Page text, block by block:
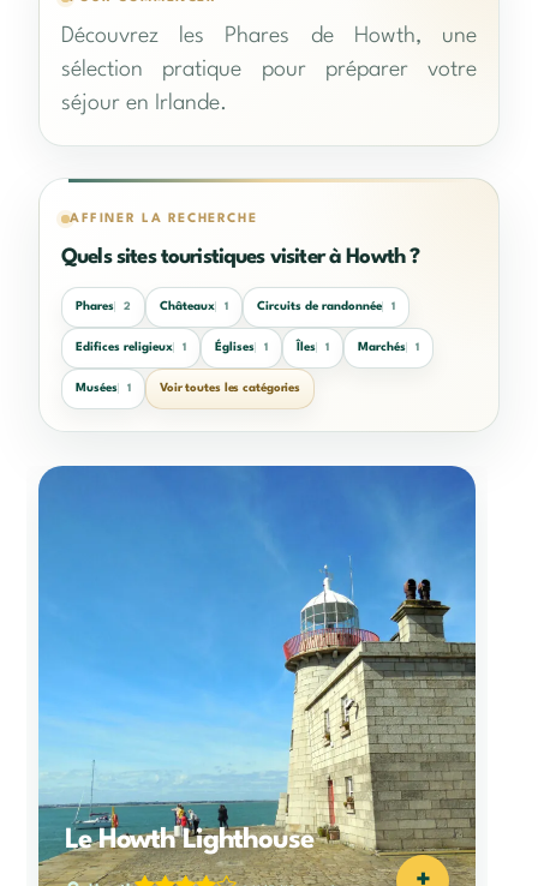
Découvrez les Phares de Howth, une
sélection pratique pour préparer votre
séjour en Irlande.
AFFINER LA RECHERCHE
Quels sites touristiques visiter à Howth ?
Phares 2 Châteaux 1 Circuits de randonnée 1
Edifices religieux 1 Églises 1 Îles 1 Marchés 1
Musées 1 Voir toutes les catégories
Le Howth Lighthouse